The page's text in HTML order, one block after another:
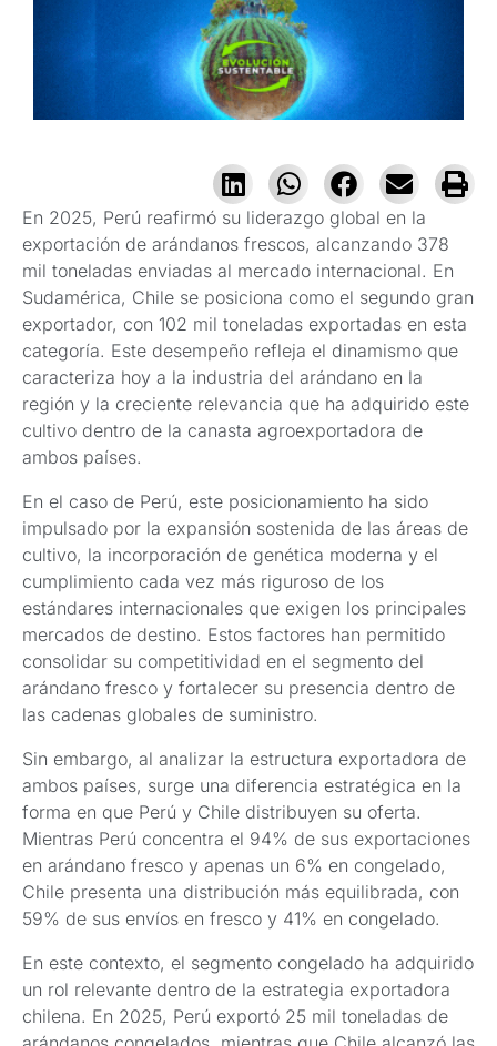
En 2025, Perú reafirmó su liderazgo global en la
exportación de arándanos frescos, alcanzando 378
mil toneladas enviadas al mercado internacional. En
Sudamérica, Chile se posiciona como el segundo gran
exportador, con 102 mil toneladas exportadas en esta
categoría. Este desempeño refleja el dinamismo que
caracteriza hoy a la industria del arándano en la
región y la creciente relevancia que ha adquirido este
cultivo dentro de la canasta agroexportadora de
ambos países.
En el caso de Perú, este posicionamiento ha sido
impulsado por la expansión sostenida de las áreas de
cultivo, la incorporación de genética moderna y el
cumplimiento cada vez más riguroso de los
estándares internacionales que exigen los principales
mercados de destino. Estos factores han permitido
consolidar su competitividad en el segmento del
arándano fresco y fortalecer su presencia dentro de
las cadenas globales de suministro.
Sin embargo, al analizar la estructura exportadora de
ambos países, surge una diferencia estratégica en la
forma en que Perú y Chile distribuyen su oferta.
Mientras Perú concentra el 94% de sus exportaciones
en arándano fresco y apenas un 6% en congelado,
Chile presenta una distribución más equilibrada, con
59% de sus envíos en fresco y 41% en congelado.
En este contexto, el segmento congelado ha adquirido
un rol relevante dentro de la estrategia exportadora
chilena. En 2025, Perú exportó 25 mil toneladas de